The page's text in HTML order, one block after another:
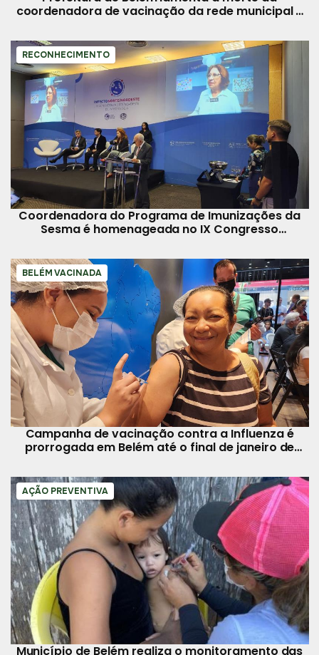
coordenadora de vacinação da rede municipal e
RECONHECIMENTO
Coordenadora do Programa de Imunizações da
Sesma é homenageada no IX Congresso
BELÉM VACINADA
Campanha de vacinação contra a Influenza é
prorrogada em Belém até o final de janeiro de
AÇÃO PREVENTIVA
Município de Belém realiza o monitoramento das